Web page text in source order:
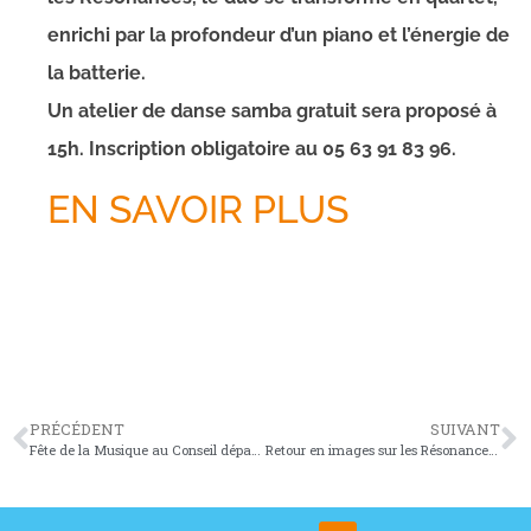
enrichi par la profondeur d’un piano et l’énergie de
la batterie.
Un atelier de danse samba gratuit sera proposé à
15h. Inscription obligatoire au 05 63 91 83 96.
EN SAVOIR PLUS
PRÉCÉDENT
Fête de la Musique au Conseil départemental
SUIVANT
Retour en images sur les Résonances de Juin 2022